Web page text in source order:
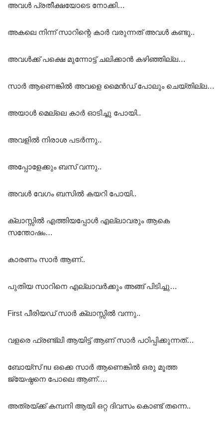
അവൾ പ്രതീക്ഷയോടെ നോക്കി…
അകലെ നിന്ന് സാറിന്റെ കാർ വരുന്നത് അവൾ കണ്ടു..
അവൾക്ക് പക്ഷെ മുന്നോട്ട് ചലിക്കാൻ കഴിഞ്ഞില്ല…
സാർ ആണെങ്കിൽ അവളെ മൈൻഡ് പോലും ചെയ്തില്ല…
അയാൾ മെല്ലെ കാർ ഓടിച്ചു പോയി..
അവളിൽ നിരാശ പടർന്നു..
അപ്പോളേക്കും ബസ് വന്നു..
അവൾ വേഗം ബസിൽ കയറി പോയി..
ക്ലാസ്സിൽ എത്തിയപ്പോൾ എല്ലാവരും ആകെ
സന്തോഷം…
കാരണം സാർ ആണ്..
പുതിയ സാറിനെ എല്ലാവർക്കും അങ്ങ് പിടിച്ചു…
First പീരിയഡ് സാർ ക്ലാസ്സിൽ വന്നു..
വളരെ ഫ്രണ്ട്‌ലി ആയിട്ട് ആണ് സാർ പഠിപ്പിക്കുന്നത്…
ബോയ്സ് nu ഒക്കെ സാർ ആണെങ്കിൽ ഒരു മൂത്ത
ജ്യേഷ്ഠനെ പോലെ ആണ്….
അത്രയ്ക്ക് കമ്പനി ആയി ഒറ്റ ദിവസം കൊണ്ട് തന്നെ..